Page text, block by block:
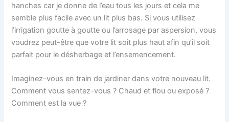
hanches car je donne de l’eau tous les jours et cela me
semble plus facile avec un lit plus bas. Si vous utilisez
l’irrigation goutte à goutte ou l’arrosage par aspersion, vous
voudrez peut-être que votre lit soit plus haut afin qu’il soit
parfait pour le désherbage et l’ensemencement.
Imaginez-vous en train de jardiner dans votre nouveau lit.
Comment vous sentez-vous ? Chaud et flou ou exposé ?
Comment est la vue ?